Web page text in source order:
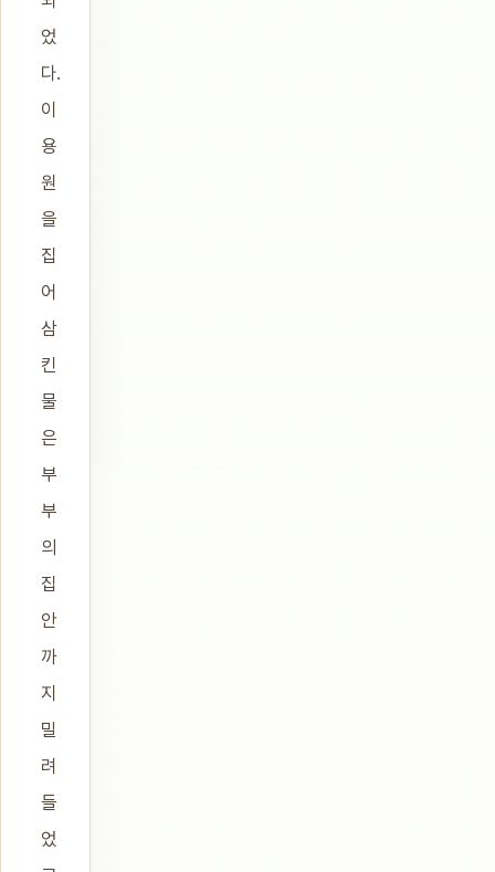
었
다.
이
용
원
을
집
어
삼
킨
물
은
부
부
의
집
안
까
지
밀
려
들
었